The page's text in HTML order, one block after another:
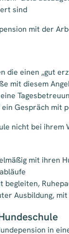
sind
mit der
die einen „gut
mit diesem
Gespräch mit
nicht bei
mit ihren
begleiten,
Ausbildung,
in